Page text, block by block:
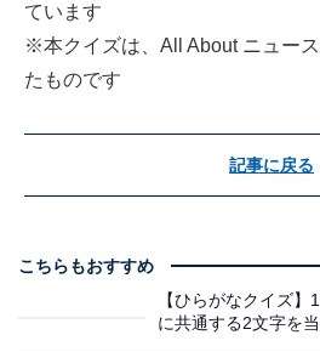
ています
※本クイズは、All About ニュー
たものです
記事に戻る
こちらもおすすめ
【ひらがなクイズ
に共通する2文字を